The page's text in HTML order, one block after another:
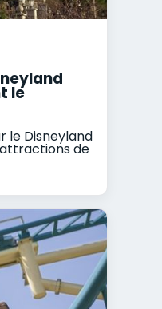
le
le Disneyland
de